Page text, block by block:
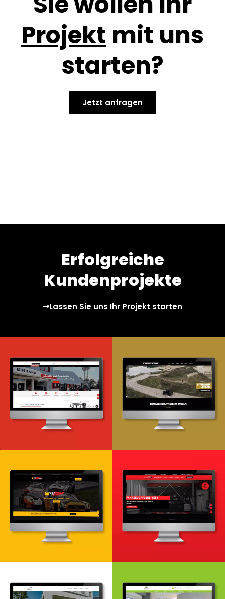
Projekt mit uns
starten?
Jetzt anfragen
Erfolgreiche
Kundenprojekte
Lassen Sie uns Ihr Projekt starten
Webdesign & -entwicklung
Webdesign & -entwicklung
Suchmaschinenoptimierung